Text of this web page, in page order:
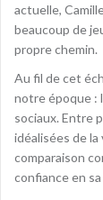
actuelle,
beaucoup de
propre chemin.
Au fil de cet
notre époque :
sociaux. Entre
idéalisées de
comparaison
confiance en